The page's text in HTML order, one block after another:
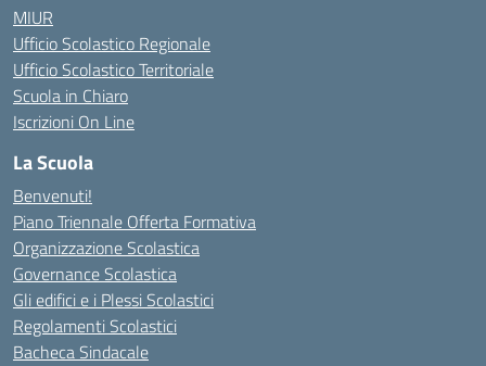
MIUR
Ufficio Scolastico Regionale
Ufficio Scolastico Territoriale
Scuola in Chiaro
Iscrizioni On Line
La Scuola
Benvenuti!
Piano Triennale Offerta Formativa
Organizzazione Scolastica
Governance Scolastica
Gli edifici e i Plessi Scolastici
Regolamenti Scolastici
Bacheca Sindacale